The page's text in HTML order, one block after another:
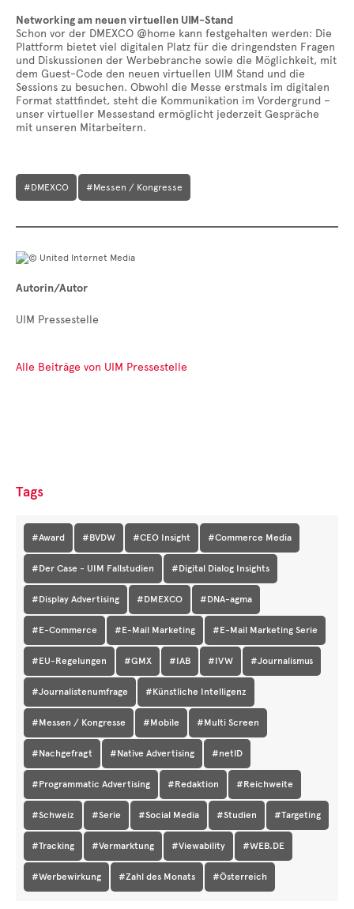
Networking am neuen virtuellen UIM-Stand
Schon vor der DMEXCO @home kann festgehalten werden: Die
Plattform bietet viel digitalen Platz für die dringendsten Fragen
und Diskussionen der Werbebranche sowie die Möglichkeit, mit
dem Guest-Code den neuen virtuellen UIM Stand und die
Sessions zu besuchen. Obwohl die Messe erstmals im digitalen
Format stattfindet, steht die Kommunikation im Vordergrund –
unser virtueller Messestand ermöglicht jederzeit Gespräche
mit unseren Mitarbeitern.
#DMEXCO #Messen / Kongresse
Autorin/Autor
UIM Pressestelle
Alle Beiträge von UIM Pressestelle
Tags
#Award #BVDW #CEO Insight #Commerce Media
#Der Case - UIM Fallstudien #Digital Dialog Insights
#Display Advertising #DMEXCO #DNA-agma
#E-Commerce #E-Mail Marketing #E-Mail Marketing Serie
#EU-Regelungen #GMX #IAB #IVW #Journalismus
#Journalistenumfrage #Künstliche Intelligenz
#Messen / Kongresse #Mobile #Multi Screen
#Nachgefragt #Native Advertising #netID
#Programmatic Advertising #Redaktion #Reichweite
#Schweiz #Serie #Social Media #Studien #Targeting
#Tracking #Vermarktung #Viewability #WEB.DE
#Werbewirkung #Zahl des Monats #Österreich